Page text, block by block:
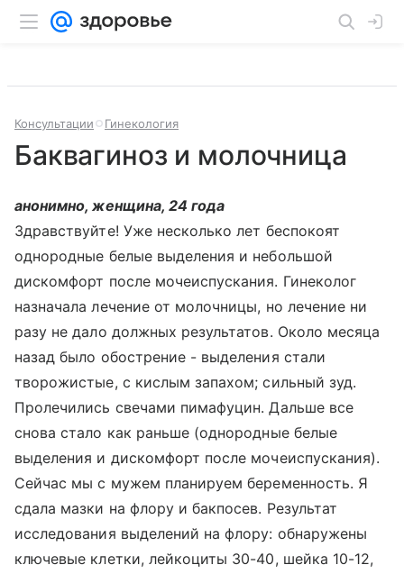
Консультации Гинекология
Баквагиноз и молочница
анонимно, женщина, 24 года
Здравствуйте! Уже несколько лет беспокоят
однородные белые выделения и небольшой
дискомфорт после мочеиспускания. Гинеколог
назначала лечение от молочницы, но лечение ни
разу не дало должных результатов. Около месяца
назад было обострение - выделения стали
творожистые, с кислым запахом; сильный зуд.
Пролечились свечами пимафуцин. Дальше все
снова стало как раньше (однородные белые
выделения и дискомфорт после мочеиспускания).
Сейчас мы с мужем планируем беременность. Я
сдала мазки на флору и бакпосев. Результат
исследования выделений на флору: обнаружены
ключевые клетки, лейкоциты 30-40, шейка 10-12,